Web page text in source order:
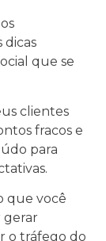
dicas
que se
clientes
fracos e
para
que você
gerar
o tráfego do